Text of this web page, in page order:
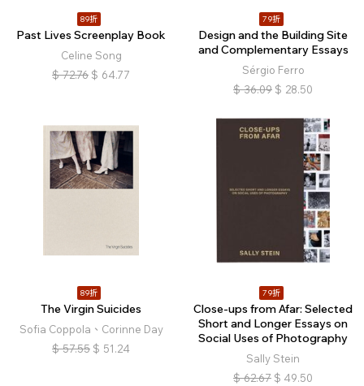
89折
Past Lives Screenplay Book
Celine Song
$ 72.76 $ 64.77
79折
Design and the Building Site
and Complementary Essays
Sérgio Ferro
$ 36.09 $ 28.50
89折
The Virgin Suicides
Sofia Coppola、Corinne Day
$ 57.55 $ 51.24
79折
Close-ups from Afar: Selected
Short and Longer Essays on
Social Uses of Photography
Sally Stein
$ 62.67 $ 49.50